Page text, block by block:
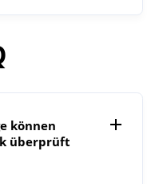
können
überprüft